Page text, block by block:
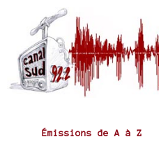
Émissions de A à Z